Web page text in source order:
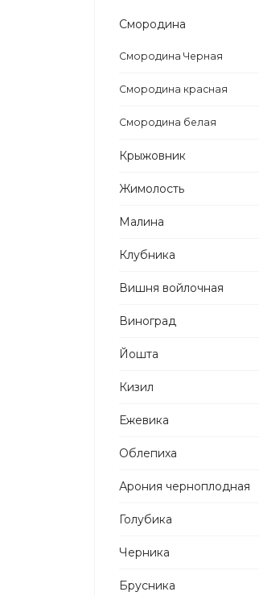
Смородина
Смородина Черная
Смородина красная
Смородина белая
Крыжовник
Жимолость
Малина
Клубника
Вишня войлочная
Виноград
Йошта
Кизил
Ежевика
Облепиха
Арония черноплодная
Голубика
Черника
Брусника